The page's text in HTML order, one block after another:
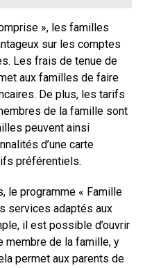
», les familles
sur les comptes
Les frais de tenue de
aux familles de faire
De plus, les tarifs
de la famille sont
peuvent ainsi
d’une carte
préférentiels.
le programme « Famille
services adaptés aux
il est possible d’ouvrir
membre de la famille, y
permet aux parents de